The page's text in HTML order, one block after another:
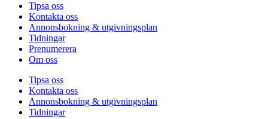
Tipsa oss
Kontakta oss
Annonsbokning & utgivningsplan
Tidningar
Prenumerera
Om oss
Tipsa oss
Kontakta oss
Annonsbokning & utgivningsplan
Tidningar